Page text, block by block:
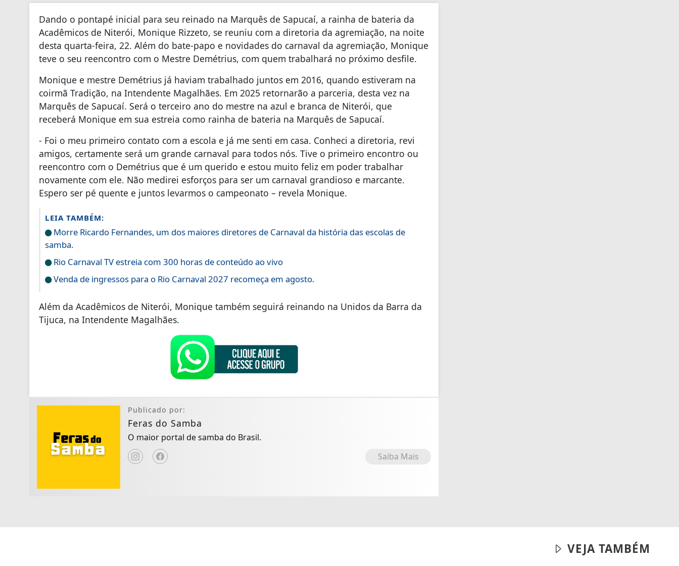
Dando o pontapé inicial para seu reinado na Marquês de Sapucaí, a rainha de bateria da
Acadêmicos de Niterói, Monique Rizzeto, se reuniu com a diretoria da agremiação, na noite
desta quarta-feira, 22. Além do bate-papo e novidades do carnaval da agremiação, Monique
teve o seu reencontro com o Mestre Demétrius, com quem trabalhará no próximo desfile.
Monique e mestre Demétrius já haviam trabalhado juntos em 2016, quando estiveram na
coirmã Tradição, na Intendente Magalhães. Em 2025 retornarão a parceria, desta vez na
Marquês de Sapucaí. Será o terceiro ano do mestre na azul e branca de Niterói, que
receberá Monique em sua estreia como rainha de bateria na Marquês de Sapucaí.
- Foi o meu primeiro contato com a escola e já me senti em casa. Conheci a diretoria, revi
amigos, certamente será um grande carnaval para todos nós. Tive o primeiro encontro ou
reencontro com o Demétrius que é um querido e estou muito feliz em poder trabalhar
novamente com ele. Não medirei esforços para ser um carnaval grandioso e marcante.
Espero ser pé quente e juntos levarmos o campeonato – revela Monique.
LEIA TAMBÉM:
Morre Ricardo Fernandes, um dos maiores diretores de Carnaval da história das escolas de
samba.
Rio Carnaval TV estreia com 300 horas de conteúdo ao vivo
Venda de ingressos para o Rio Carnaval 2027 recomeça em agosto.
Além da Acadêmicos de Niterói, Monique também seguirá reinando na Unidos da Barra da
Tijuca, na Intendente Magalhães.
Publicado por:
Feras do Samba
O maior portal de samba do Brasil.
Saiba Mais
VEJA TAMBÉM